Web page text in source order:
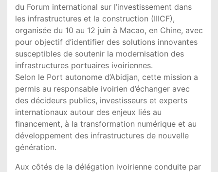
du Forum international sur l’investissement dans
les infrastructures et la construction (IIICF),
organisée du 10 au 12 juin à Macao, en Chine, avec
pour objectif d’identifier des solutions innovantes
susceptibles de soutenir la modernisation des
infrastructures portuaires ivoiriennes.
Selon le Port autonome d’Abidjan, cette mission a
permis au responsable ivoirien d’échanger avec
des décideurs publics, investisseurs et experts
internationaux autour des enjeux liés au
financement, à la transformation numérique et au
développement des infrastructures de nouvelle
génération.
Aux côtés de la délégation ivoirienne conduite par